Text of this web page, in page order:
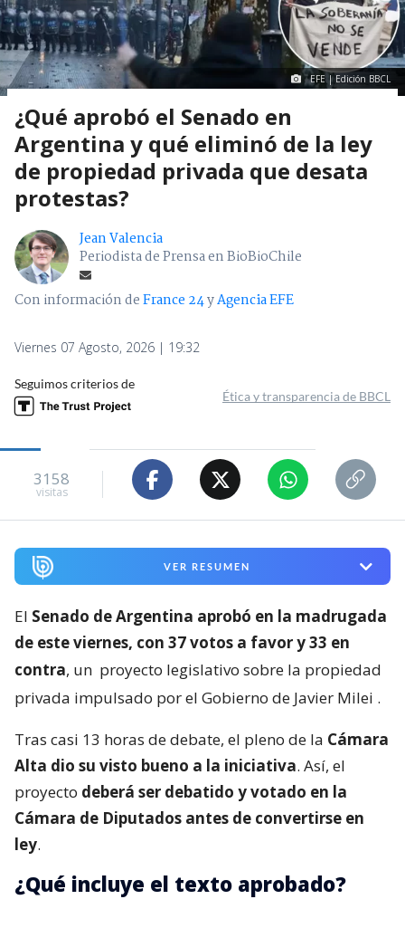
EFE | Edición BBCL
¿Qué aprobó el Senado en
Argentina y qué eliminó de la ley
de propiedad privada que desata
protestas?
Jean Valencia
Periodista de Prensa en BioBioChile
Con información deFrance 24yAgencia EFE
Viernes 07 Agosto, 2026 | 19:32
Seguimos criterios de
Ética y transparencia de BBCL
3158
visitas
VER RESUMEN
El Senado de Argentina aprobó en la madrugada
de este viernes, con 37 votos a favor y 33 en
contra, un proyecto legislativo sobre la propiedad
privada impulsado por el Gobierno de Javier Milei .
Tras casi 13 horas de debate, el pleno de la Cámara
Alta dio su visto bueno a la iniciativa. Así, el
proyecto deberá ser debatido y votado en la
Cámara de Diputados antes de convertirse en
ley.
¿Qué incluye el texto aprobado?